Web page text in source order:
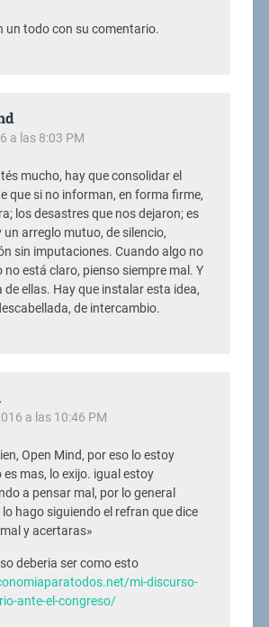
un todo con su comentario.
a las 8:03 PM
mucho, hay que consolidar el
que si no informan, en forma firme,
los desastres que nos dejaron; es
un arreglo mutuo, de silencio,
sin imputaciones. Cuando algo no
no está claro, pienso siempre mal. Y
de ellas. Hay que instalar esta idea,
de intercambio.
a las 10:46 PM
Open Mind, por eso lo estoy
es mas, lo exijo. igual estoy
a pensar mal, por lo general
hago siguiendo el refran que dice
y acertaras»
deberia ser como esto
mi-discurso-
ante-el-congreso/